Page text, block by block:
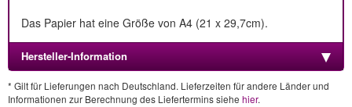
Das Papier hat eine Größe von A4 (21 x 29,7cm).
Hersteller-Information
* Gilt für Lieferungen nach Deutschland. Lieferzeiten für andere Länder und
Informationen zur Berechnung des Liefertermins siehe hier.